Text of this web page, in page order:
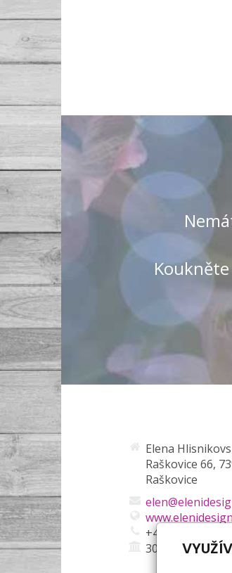
Elena
Raškovice 66,
Raškovice
+420 721 746 389
301527666/0300